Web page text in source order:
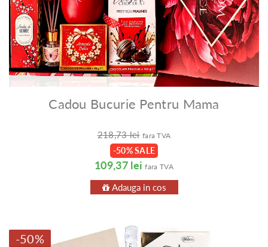
Cadou Bucurie Pentru Mama
218,73 lei fara TVA
-50% SALE
109,37 lei fara TVA
Adauga in cos
-50%